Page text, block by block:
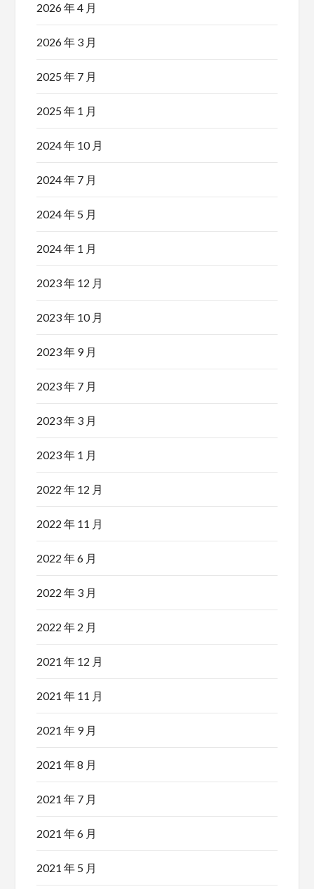
2026 年 4 月
2026 年 3 月
2025 年 7 月
2025 年 1 月
2024 年 10 月
2024 年 7 月
2024 年 5 月
2024 年 1 月
2023 年 12 月
2023 年 10 月
2023 年 9 月
2023 年 7 月
2023 年 3 月
2023 年 1 月
2022 年 12 月
2022 年 11 月
2022 年 6 月
2022 年 3 月
2022 年 2 月
2021 年 12 月
2021 年 11 月
2021 年 9 月
2021 年 8 月
2021 年 7 月
2021 年 6 月
2021 年 5 月